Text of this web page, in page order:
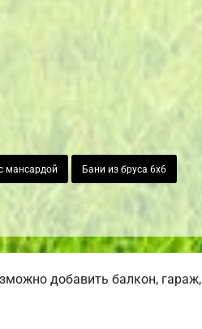
мансардой Бани из бруса 6х6
добавить балкон, гараж,